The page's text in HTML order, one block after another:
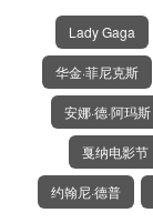
Lady Gaga
华金·菲尼克斯
安娜·德·阿玛斯
戛纳电影节
约翰尼·德普